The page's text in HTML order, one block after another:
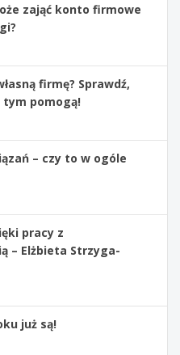
zająć konto firmowe
firmę? Sprawdź,
pomogą!
– czy to w ogóle
pracy z
– Elżbieta Strzyga-
już są!